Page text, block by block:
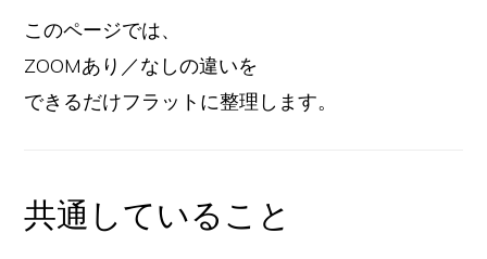
このページでは、
ZOOMあり／なしの違いを
できるだけフラットに整理します。
共通していること